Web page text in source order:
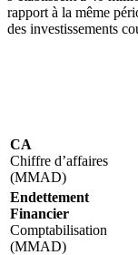
rapport à la même
des investissements
CA
Chiffre d’affaires
(MMAD)
Endettement
Financier
Comptabilisation
(MMAD)